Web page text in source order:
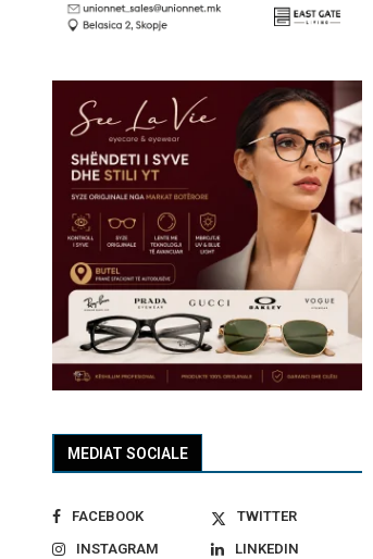
MEDIAT SOCIALE
FACEBOOK
TWITTER
INSTAGRAM
LINKEDIN